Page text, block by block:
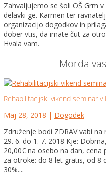
Zahvaljujemo se šoli OŠ Grm
delavki ge. Karmen ter
organizacijo dogodkov in
dober vtis, da imate čut za
Hvala vam.
Morda
Rehabilitacijski vikend seminar v
Maj 28, 2018 | Dogodek
Združenje bodi ZDRAV vabi
29. 6. do 1. 7. 2018 Kje:
20,00€ na osebo na dan, cena
za otroke: do 8 let gratis, od 8
30%....